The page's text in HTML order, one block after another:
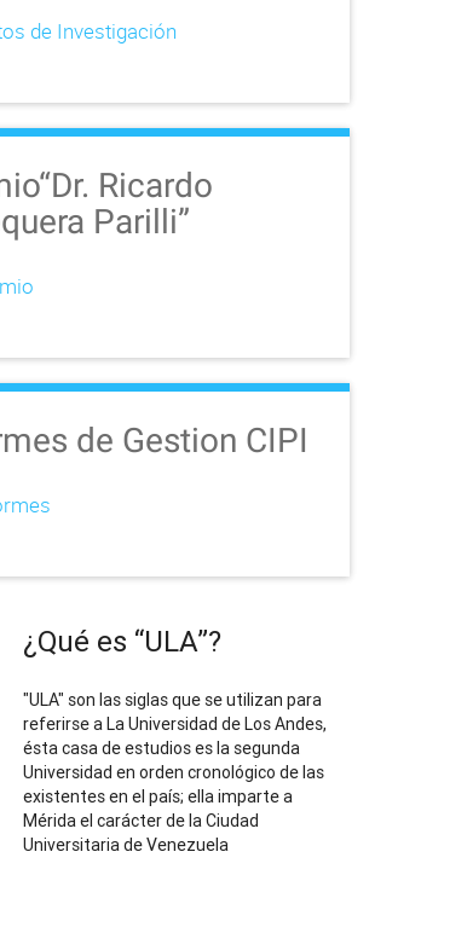
de Investigación
Ricardo
Parilli”
de Gestion CIPI
¿Qué es “ULA”?
"ULA" son las siglas que se utilizan para
referirse a La Universidad de Los Andes,
ésta casa de estudios es la segunda
Universidad en orden cronológico de las
existentes en el país; ella imparte a
Mérida el carácter de la Ciudad
Universitaria de Venezuela